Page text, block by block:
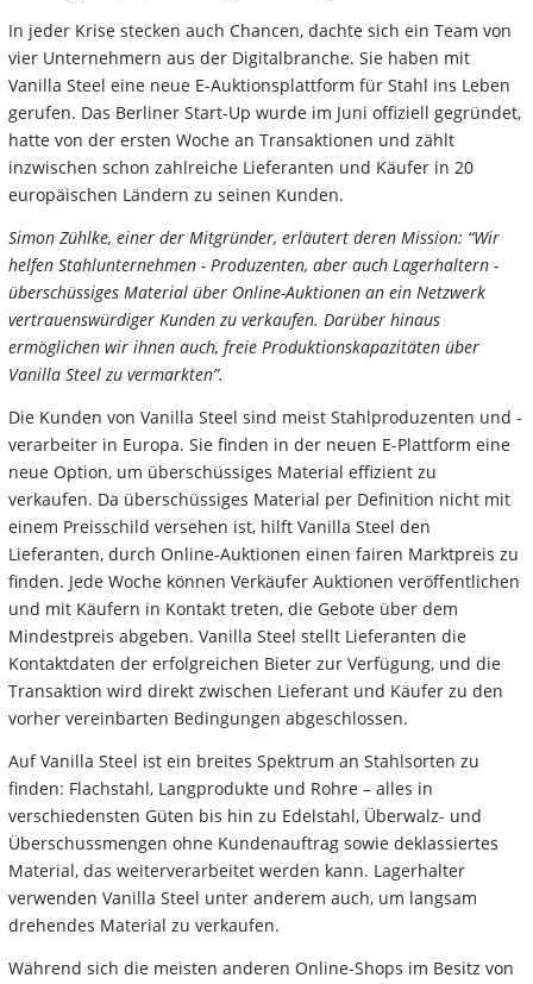
In jeder Krise stecken auch Chancen, dachte sich ein Team von
vier Unternehmern aus der Digitalbranche. Sie haben mit
Vanilla Steel eine neue E-Auktionsplattform für Stahl ins Leben
gerufen. Das Berliner Start-Up wurde im Juni offiziell gegründet,
hatte von der ersten Woche an Transaktionen und zählt
inzwischen schon zahlreiche Lieferanten und Käufer in 20
europäischen Ländern zu seinen Kunden.
Simon Zühlke, einer der Mitgründer, erläutert deren Mission: “Wir
helfen Stahlunternehmen - Produzenten, aber auch Lagerhaltern -
überschüssiges Material über Online-Auktionen an ein Netzwerk
vertrauenswürdiger Kunden zu verkaufen. Darüber hinaus
ermöglichen wir ihnen auch, freie Produktionskapazitäten über
Vanilla Steel zu vermarkten”.
Die Kunden von Vanilla Steel sind meist Stahlproduzenten und -
verarbeiter in Europa. Sie finden in der neuen E-Plattform eine
neue Option, um überschüssiges Material effizient zu
verkaufen. Da überschüssiges Material per Definition nicht mit
einem Preisschild versehen ist, hilft Vanilla Steel den
Lieferanten, durch Online-Auktionen einen fairen Marktpreis zu
finden. Jede Woche können Verkäufer Auktionen veröffentlichen
und mit Käufern in Kontakt treten, die Gebote über dem
Mindestpreis abgeben. Vanilla Steel stellt Lieferanten die
Kontaktdaten der erfolgreichen Bieter zur Verfügung, und die
Transaktion wird direkt zwischen Lieferant und Käufer zu den
vorher vereinbarten Bedingungen abgeschlossen.
Auf Vanilla Steel ist ein breites Spektrum an Stahlsorten zu
finden: Flachstahl, Langprodukte und Rohre – alles in
verschiedensten Güten bis hin zu Edelstahl, Überwalz- und
Überschussmengen ohne Kundenauftrag sowie deklassiertes
Material, das weiterverarbeitet werden kann. Lagerhalter
verwenden Vanilla Steel unter anderem auch, um langsam
drehendes Material zu verkaufen.
Während sich die meisten anderen Online-Shops im Besitz von